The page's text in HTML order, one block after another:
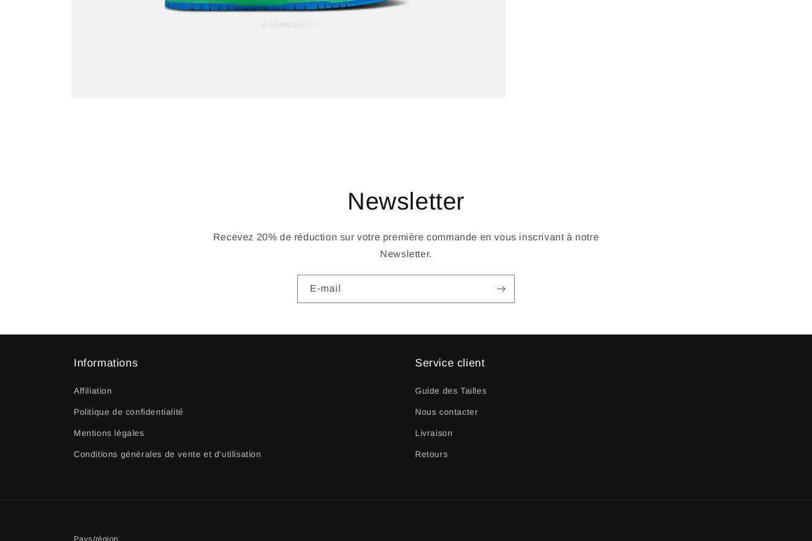
Newsletter
Recevez 20% de réduction sur votre première commande en vous inscrivant à notre
Newsletter.
E-mail
Informations
Affiliation
Politique de confidentialité
Mentions légales
Conditions générales de vente et d'utilisation
Service client
Guide des Tailles
Nous contacter
Livraison
Retours
Pays/région